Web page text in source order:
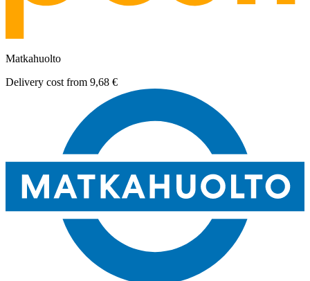
Matkahuolto
Delivery cost from 9,68 €